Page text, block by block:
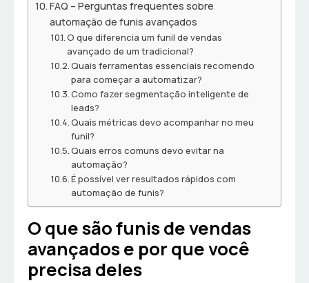
FAQ – Perguntas frequentes sobre
automação de funis avançados
O que diferencia um funil de vendas
avançado de um tradicional?
Quais ferramentas essenciais recomendo
para começar a automatizar?
Como fazer segmentação inteligente de
leads?
Quais métricas devo acompanhar no meu
funil?
Quais erros comuns devo evitar na
automação?
É possível ver resultados rápidos com
automação de funis?
O que são funis de vendas
avançados e por que você
precisa deles